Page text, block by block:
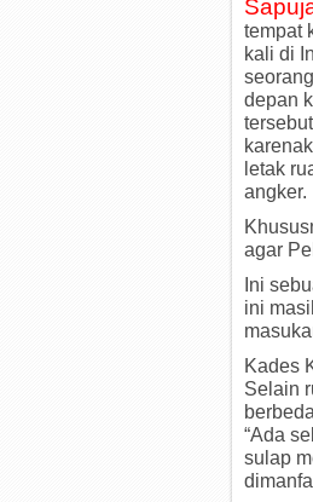
tempat
kali di
depan
letak
angker.
agar
Ini
ini
Kades
Selain
“Ada
sulap